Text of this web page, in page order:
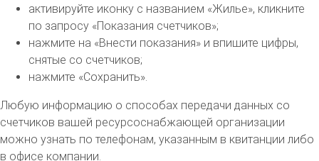
активируйте иконку с названием «Жилье», кликните
по запросу «Показания счетчиков»;
нажмите на «Внести показания» и впишите цифры,
снятые со счетчиков;
нажмите «Сохранить».
Любую информацию о способах передачи данных со
счетчиков вашей ресурсоснабжающей организации
можно узнать по телефонам, указанным в квитанции либо
в офисе компании.